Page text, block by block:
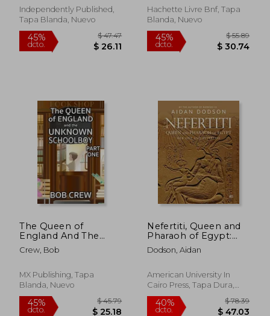
40%
dcto.
$ 49.04
$ 29.42
45%
dcto.
$
$
of Hungary (en
Inglés)
Independently Published,
Tapa Blanda, Nuevo
Hachette Livre Bnf, Tapa
Blanda, Nuevo
The Queen of
England And The
Unknown Schoolboy
- Part 1 (en Inglés)
Crew, Bob
MX Publishing, Tapa
Blanda, Nuevo
Nefertiti, Queen and
Pharaoh of Egypt:
Her Life and Afterlife
(en Inglés)
Dodson, Aidan
American University In
Cairo Press, Tapa Dura,
Nuevo